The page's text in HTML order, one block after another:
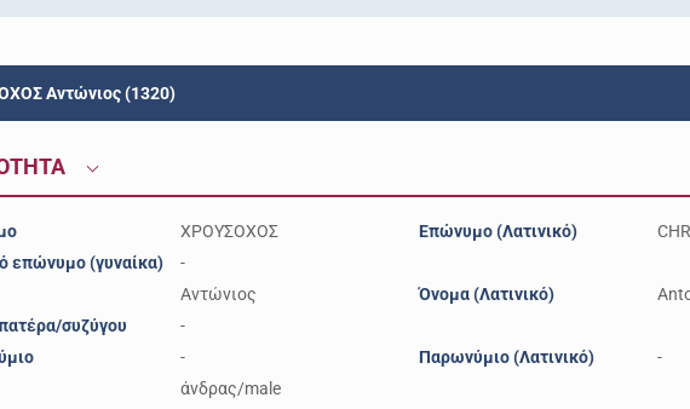
Αντώνιος (1320)
ΧΡΟΥΣΟΧΟΣ
επώνυμο (γυναίκα)
-
Αντώνιος
συζύγου
-
-
άνδρας/male
Επώνυμο (Λατινικό)
Όνομα (Λατινικό)
Παρωνύμιο (Λατινικό) -